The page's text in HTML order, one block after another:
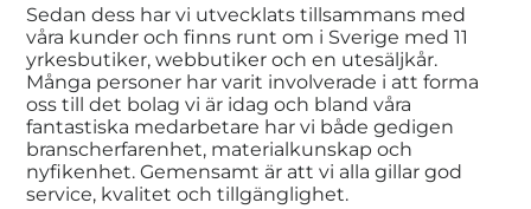
Sedan dess har vi utvecklats tillsammans med
våra kunder och finns runt om i Sverige med 11
yrkesbutiker, webbutiker och en utesäljkår.
Många personer har varit involverade i att forma
oss till det bolag vi är idag och bland våra
fantastiska medarbetare har vi både gedigen
branscherfarenhet, materialkunskap och
nyfikenhet. Gemensamt är att vi alla gillar god
service, kvalitet och tillgänglighet.